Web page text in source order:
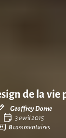
de la vie
Geoffrey Dorne
3 avril 2015
8commentaires